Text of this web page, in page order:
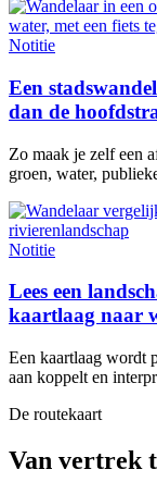
Notitie
Een
dan de
Zo maak je zelf een
groen, water,
Notitie
Lees een
kaartlaag naar
Een kaartlaag wordt
aan koppelt en
De routekaart
Van vertrek